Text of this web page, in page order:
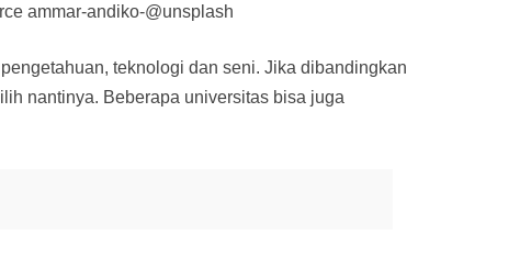
ammar-andiko-@unsplash
teknologi dan seni. Jika dibandingkan
nantinya. Beberapa universitas bisa juga